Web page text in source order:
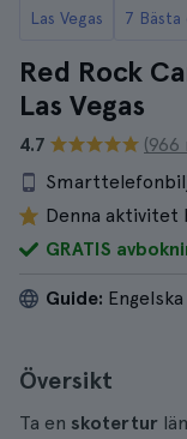
Las Vegas
Red Rock
Las Vegas
4.7
Denna aktivitet
GRATIS
Guide: Engelska
Översikt
Ta en skotertur